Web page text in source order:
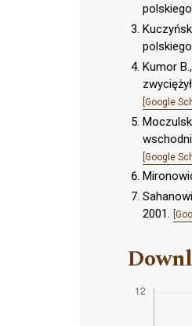
Kumor
[Google
[Google
2001.